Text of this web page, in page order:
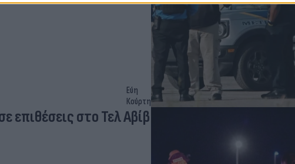
Εύη
Κούρτη
επιθέσεις στο Τελ Αβίβ